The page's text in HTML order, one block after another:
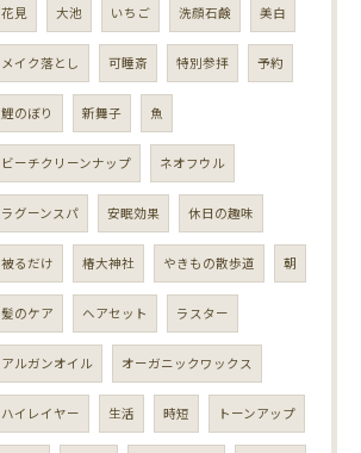
花見 大池 いちご 洗顔石鹸 美白
メイク落とし 可睡斎 特別参拝 予約
鯉のぼり 新舞子 魚
ビーチクリーンナップ ネオフウル
ラグーンスパ 安眠効果 休日の趣味
被るだけ 椿大神社 やきもの散歩道 朝
髪のケア ヘアセット ラスター
アルガンオイル オーガニックワックス
ハイレイヤー 生活 時短 トーンアップ